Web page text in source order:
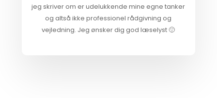
jeg skriver om er udelukkende mine egne tanker
og altså ikke professionel rådgivning og
vejledning. Jeg ønsker dig god læselyst 🙂